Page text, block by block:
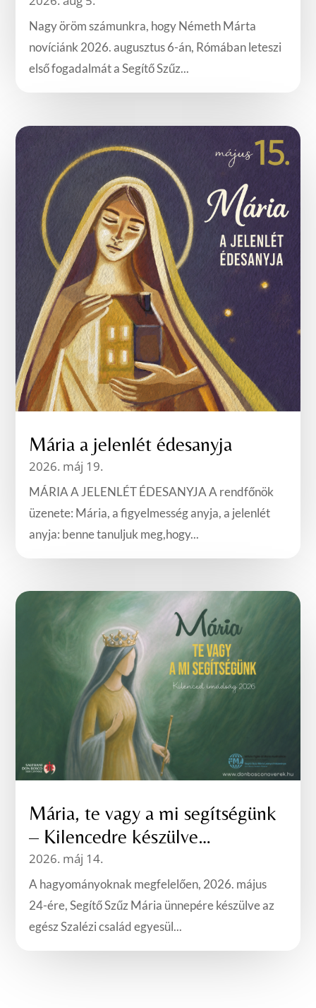
Nagy öröm számunkra, hogy Németh Márta
novíciánk 2026. augusztus 6-án, Rómában leteszi
első fogadalmát a Segítő Szűz...
Mária a jelenlét édesanyja
2026. máj 19.
MÁRIA A JELENLÉT ÉDESANYJA A rendfőnök
üzenete: Mária, a figyelmesség anyja, a jelenlét
anyja: benne tanuljuk meg,hogy...
Mária, te vagy a mi segítségünk
– Kilencedre készülve…
2026. máj 14.
A hagyományoknak megfelelően, 2026. május
24-ére, Segítő Szűz Mária ünnepére készülve az
egész Szalézi család egyesül...